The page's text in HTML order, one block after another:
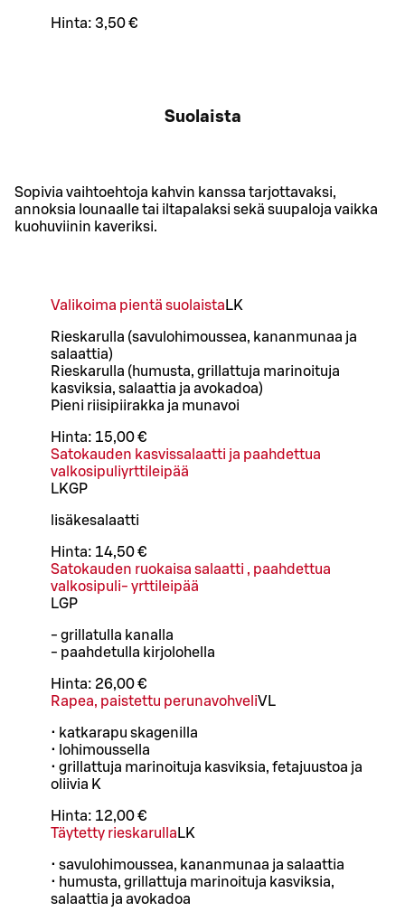
Hinta: 3,50 €
Suolaista
Sopivia vaihtoehtoja kahvin kanssa tarjottavaksi,
annoksia lounaalle tai iltapalaksi sekä suupaloja vaikka
kuohuviinin kaveriksi.
Valikoima pientä suolaista LK
Rieskarulla (savulohimoussea, kananmunaa ja
salaattia)
Rieskarulla (humusta, grillattuja marinoituja
kasviksia, salaattia ja avokadoa)
Pieni riisipiirakka ja munavoi
Hinta: 15,00 €
Satokauden kasvissalaatti ja paahdettua
valkosipuliyrttileipää
LKGP
lisäkesalaatti
Hinta: 14,50 €
Satokauden ruokaisa salaatti , paahdettua
valkosipuli- yrttileipää
LGP
- grillatulla kanalla
- paahdetulla kirjolohella
Hinta: 26,00 €
Rapea, paistettu perunavohveliVL
• katkarapu skagenilla
• lohimoussella
• grillattuja marinoituja kasviksia, fetajuustoa ja
oliivia K
Hinta: 12,00 €
Täytetty rieskarulla LK
• savulohimoussea, kananmunaa ja salaattia
• humusta, grillattuja marinoituja kasviksia,
salaattia ja avokadoa